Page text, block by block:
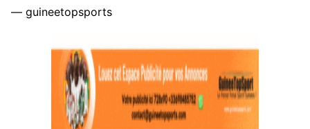
— guineetopsports